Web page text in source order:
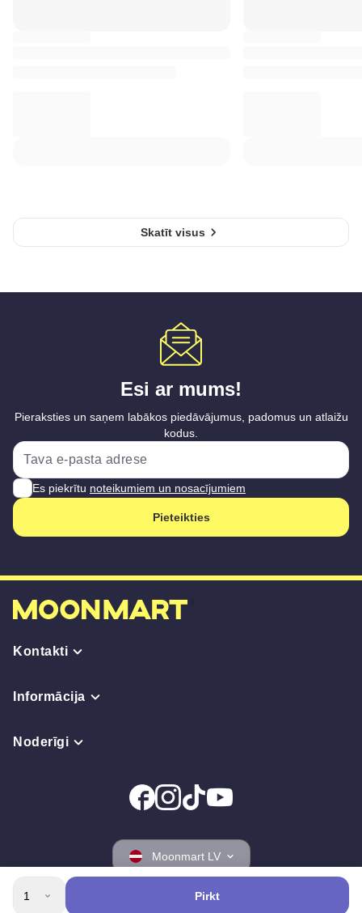
1 Pirkt
Skatīt visus
Esi ar mums!
Pieraksties un saņem labākos piedāvājumus, padomus un atlaižu
kodus.
Es piekrītu noteikumiem un nosacījumiem
Pieteikties
Kontakti
Informācija
Noderīgi
Moonmart LV